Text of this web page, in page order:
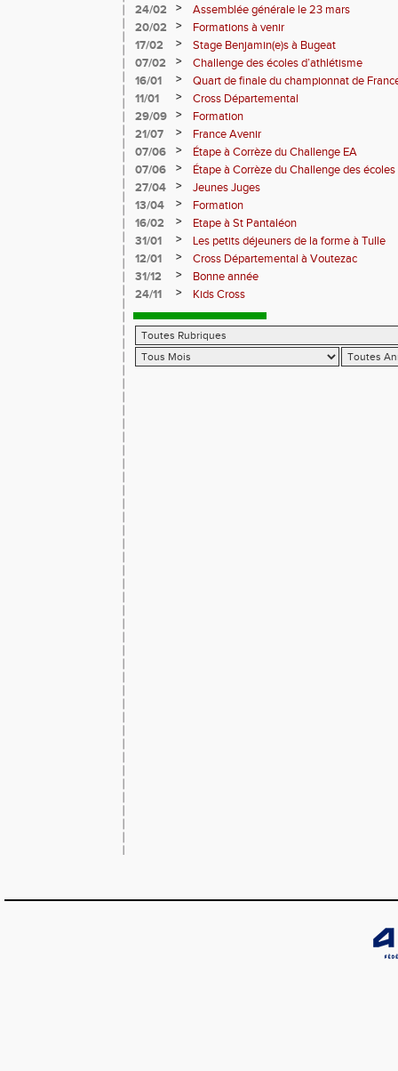
24/02
>
Assemblée générale le 23 mars
20/02
>
Formations à venir
17/02
>
Stage Benjamin(e)s à Bugeat
07/02
>
Challenge des écoles d’athlétisme
16/01
>
Quart de finale du championnat de
11/01
>
Cross Départemental
29/09
>
Formation
21/07
>
France Avenir
07/06
>
Étape à Corrèze du Challenge EA
07/06
>
Étape à Corrèze du Challenge des
27/04
>
Jeunes Juges
13/04
>
Formation
16/02
>
Etape à St Pantaléon
31/01
>
Les petits déjeuners de la forme à Tulle
12/01
>
Cross Départemental à Voutezac
31/12
>
Bonne année
24/11
> Kids Cross